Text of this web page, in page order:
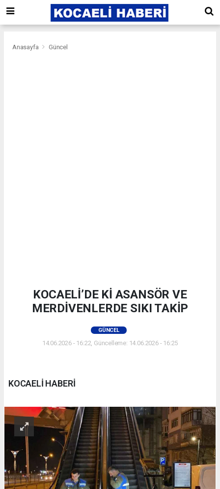
Anasayfa Güncel
KOCAELİ’DE Kİ ASANSÖR VE
MERDİVENLERDE SIKI TAKİP
GÜNCEL
14.06.2026 - 16:22, Güncelleme: 14.06.2026 - 16:25
KOCAELİ HABERİ